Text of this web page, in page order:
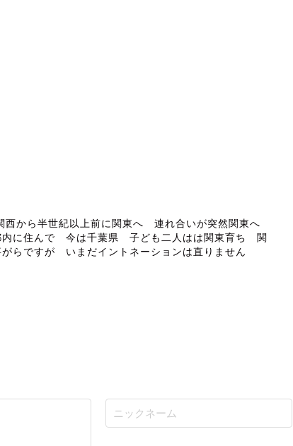
から半世紀以上前に関東へ 連れ合いが突然関東へ
内に住んで 今は千葉県 子ども二人はは関東育ち 関
らですが いまだイントネーションは直りません